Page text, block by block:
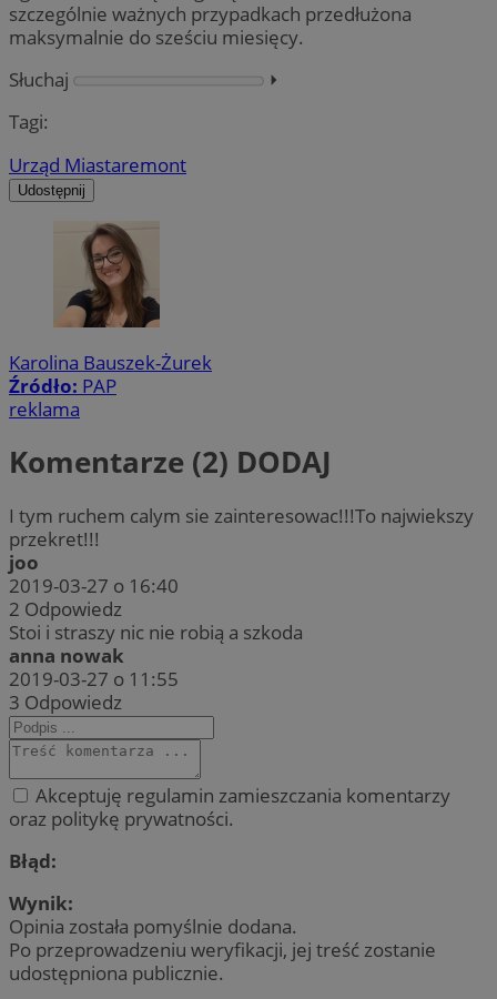
szczególnie ważnych przypadkach przedłużona
maksymalnie do sześciu miesięcy.
Słuchaj
⏵︎
Tagi:
Urząd Miastaremont
Udostępnij
Karolina Bauszek-Żurek
Źródło: PAP
reklama
Komentarze (2) DODAJ
I tym ruchem calym sie zainteresowac!!!To najwiekszy
przekret!!!
joo
2019-03-27 o 16:40
2 Odpowiedz
Stoi i straszy nic nie robią a szkoda
anna nowak
2019-03-27 o 11:55
3 Odpowiedz
Akceptuję regulamin zamieszczania komentarzy
oraz politykę prywatności.
Błąd:
Wynik:
Opinia została pomyślnie dodana.
Po przeprowadzeniu weryfikacji, jej treść zostanie
udostępniona publicznie.